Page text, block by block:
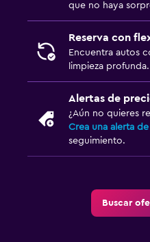
que no haya
Reserva con
Encuentra autos
limpieza profunda.
Alertas de
¿Aún no quieres
Crea una alerta
seguimiento.
Buscar